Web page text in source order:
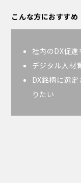
こんな方におすすめ
社内のDX促
デジタル人材
DX銘柄に選
りたい